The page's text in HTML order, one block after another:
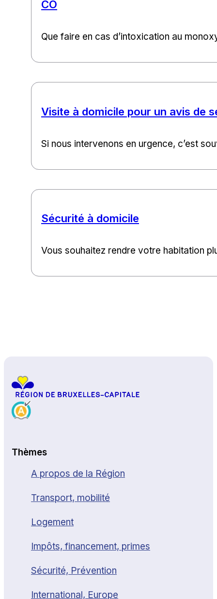
CO
Que faire en cas d’intoxication au
Visite à domicile pour un avis de
Si nous intervenons en urgence, c’est
Sécurité à domicile
Vous souhaitez rendre votre habitation
Thèmes
A propos de la Région
Transport, mobilité
Logement
Impôts, financement, primes
Sécurité, Prévention
International, Europe